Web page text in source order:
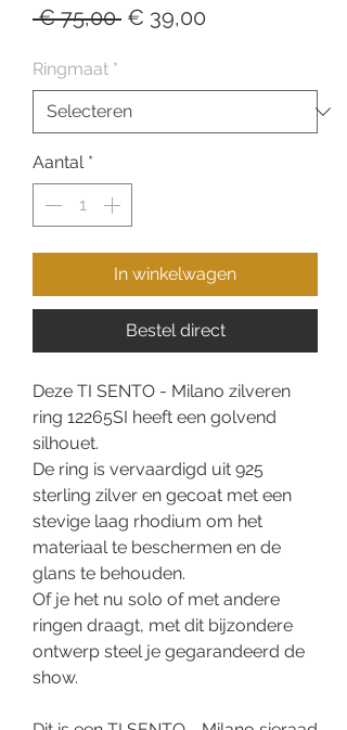
€ 75,00 Normale
€ 39,00
Ringmaat *
Aantal *
In winkelwagen
Bestel direct
Deze TI SENTO - Milano zilveren
ring 12265SI heeft een golvend
silhouet.
De ring is vervaardigd uit 925
sterling zilver en gecoat met een
stevige laag rhodium om het
materiaal te beschermen en de
glans te behouden.
Of je het nu solo of met andere
ringen draagt, met dit bijzondere
ontwerp steel je gegarandeerd de
show.